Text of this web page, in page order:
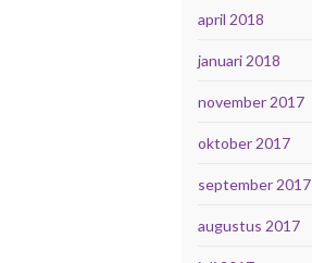
april 2018
januari 2018
november 2017
oktober 2017
september 2017
augustus 2017